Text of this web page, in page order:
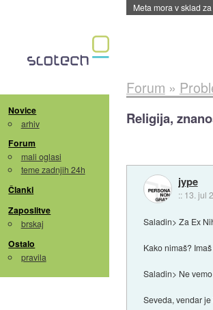
ByteDance trenira
Novice
arhiv
Forum
mali oglasi
teme zadnjih 24h
Članki
Zaposlitve
brskaj
Ostalo
pravila
Forum »
Religija,
jype
:: 13. jul
Saladin> Za Ex
Kako nimaš?
Saladin> Ne
Seveda, vendar